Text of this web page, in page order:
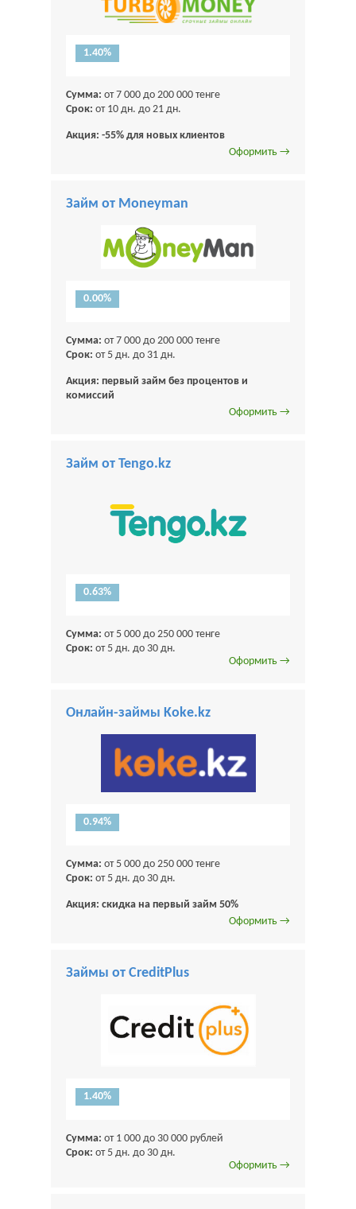
1.40%
Сумма: от 7 000 до 200 000 тенге
Срок: от 10 дн. до 21 дн.
Акция: -55% для новых клиентов
Оформить →
Займ от Moneyman
0.00%
Сумма: от 7 000 до 200 000 тенге
Срок: от 5 дн. до 31 дн.
Акция: первый займ без процентов и
комиссий
Оформить →
Займ от Tengo.kz
0.63%
Сумма: от 5 000 до 250 000 тенге
Срок: от 5 дн. до 30 дн.
Оформить →
Онлайн-займы Koke.kz
0.94%
Сумма: от 5 000 до 250 000 тенге
Срок: от 5 дн. до 30 дн.
Акция: скидка на первый займ 50%
Оформить →
Займы от CreditPlus
1.40%
Сумма: от 1 000 до 30 000 рублей
Срок: от 5 дн. до 30 дн.
Оформить →